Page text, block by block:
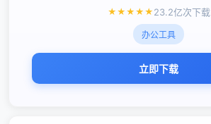
★ ★ ★ ★ ★ 23.2亿次下载
办公工具
立即下载